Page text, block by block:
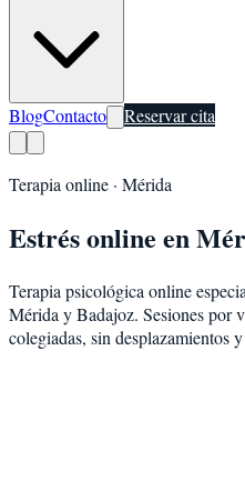
BlogContacto Reservar cita
Terapia online · Mérida
Estrésonline en
Terapia psicológica online
Mérida yBadajoz. Sesiones por
colegiadas, sin desplazamientos